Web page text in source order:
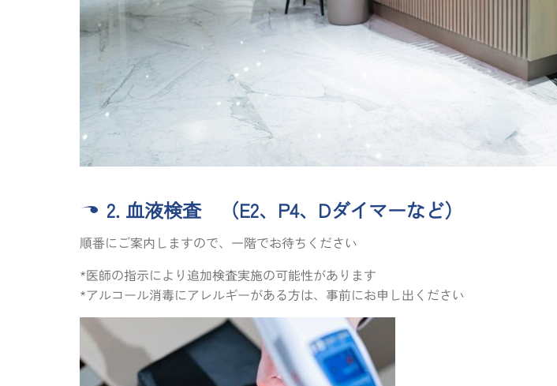
2. 血液検査 （E2、P4、Dダイマーなど）
順番にご案内しますので、一階でお待ちください
*医師の指示により追加検査実施の可能性があります
*アルコール消毒にアレルギーがある方は、事前にお申し出ください